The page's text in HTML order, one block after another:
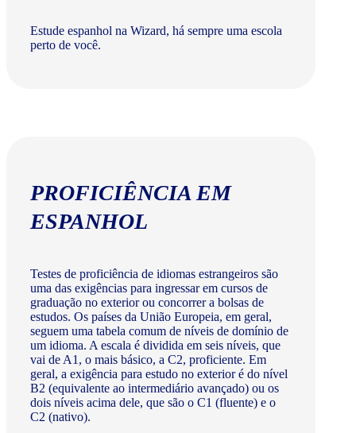
Estude espanhol na Wizard, há sempre uma escola
perto de você.
PROFICIÊNCIA EM
ESPANHOL
Testes de proficiência de idiomas estrangeiros são
uma das exigências para ingressar em cursos de
graduação no exterior ou concorrer a bolsas de
estudos. Os países da União Europeia, em geral,
seguem uma tabela comum de níveis de domínio de
um idioma. A escala é dividida em seis níveis, que
vai de A1, o mais básico, a C2, proficiente. Em
geral, a exigência para estudo no exterior é do nível
B2 (equivalente ao intermediário avançado) ou os
dois níveis acima dele, que são o C1 (fluente) e o
C2 (nativo).